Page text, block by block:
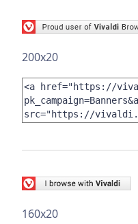
200x20
160x20